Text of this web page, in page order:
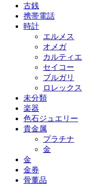
古銭
携帯電話
時計
エルメス
オメガ
カルティエ
セイコー
ブルガリ
ロレックス
未分類
楽器
色石ジュエリー
貴金属
プラチナ
金
金
金券
骨董品